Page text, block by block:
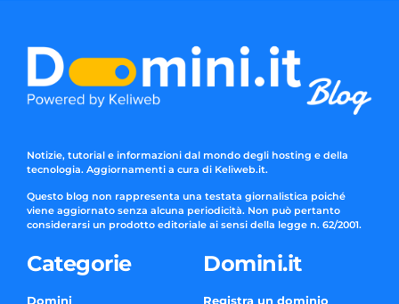
Notizie, tutorial e informazioni dal mondo degli hosting e della
tecnologia. Aggiornamenti a cura di Keliweb.it.
Questo blog non rappresenta una testata giornalistica poiché
viene aggiornato senza alcuna periodicità. Non può pertanto
considerarsi un prodotto editoriale ai sensi della legge n. 62/2001.
Categorie
Domini
Domini.it
Registra un dominio